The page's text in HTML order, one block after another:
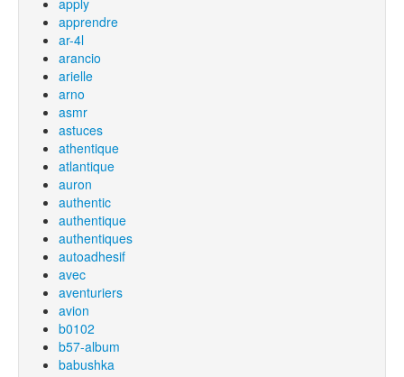
apply
apprendre
ar-4l
arancio
arielle
arno
asmr
astuces
athentique
atlantique
auron
authentic
authentique
authentiques
autoadhesif
avec
aventuriers
avion
b0102
b57-album
babushka